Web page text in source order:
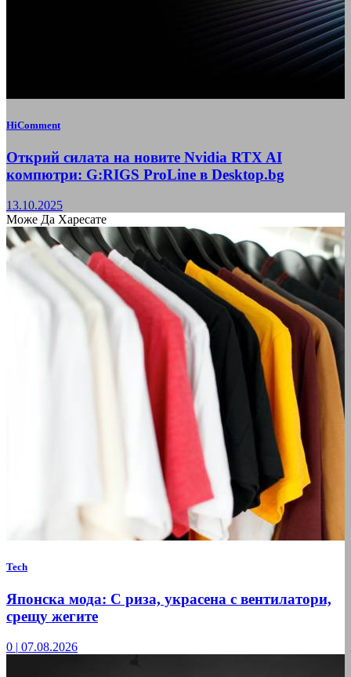
HiComment
Открий силата на новите Nvidia RTX AI
компютри: G:RIGS ProLine в Desktop.bg
13.10.2025
Може Да Харесате
Tech
Японска мода: С риза, украсена с вентилатори,
срещу жегите
0 | 07.08.2026